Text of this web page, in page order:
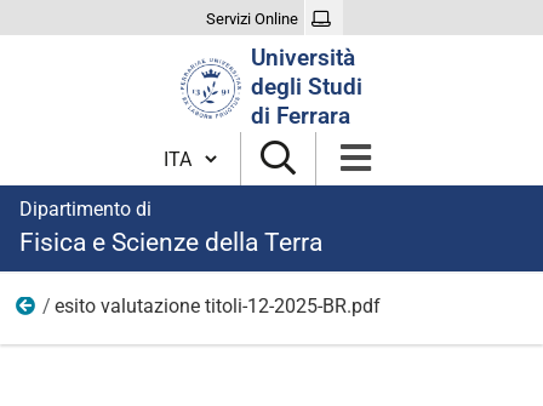
Servizi Online
Università
degli Studi
di Ferrara
Cambia lingua
Dipartimento di
Fisica e Scienze della Terra
modulistica borse 2025
esito valutazione titoli-12-2025-BR.pdf